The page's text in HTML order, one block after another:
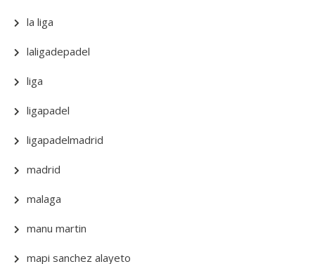
la liga
laligadepadel
liga
ligapadel
ligapadelmadrid
madrid
malaga
manu martin
mapi sanchez alayeto